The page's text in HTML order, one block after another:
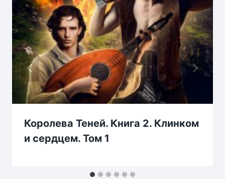
Королева Теней. Книга 2. Клинком
и сердцем. Том 1